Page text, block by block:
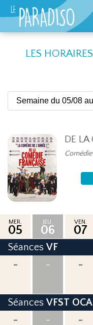
LES
DE LA
Comédie
MER.
05
JEU.
06
VEN.
07
Séances VF
-
- -
Séances VFST
-
- -